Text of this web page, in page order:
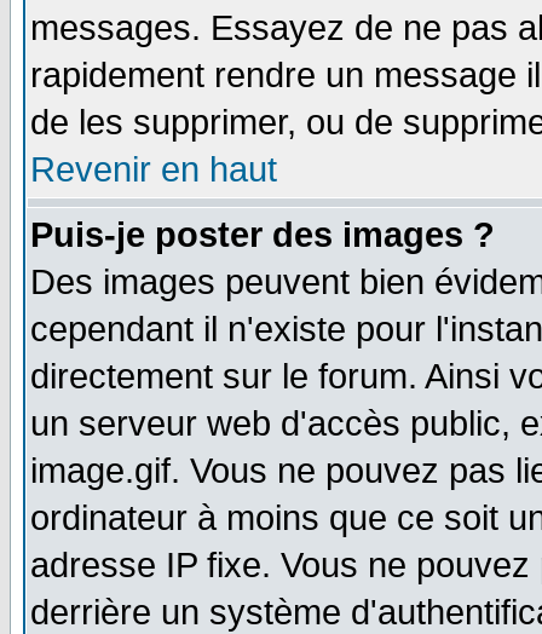
messages. Essayez de ne pas
rapidement rendre un message
de les supprimer, ou de
Revenir en haut
Puis-je poster des images ?
Des images peuvent bien
cependant il n'existe pour
directement sur le forum. Ainsi
un serveur web d'accès public,
image.gif. Vous ne pouvez pas
ordinateur à moins que ce soit
adresse IP fixe. Vous ne
derrière un système